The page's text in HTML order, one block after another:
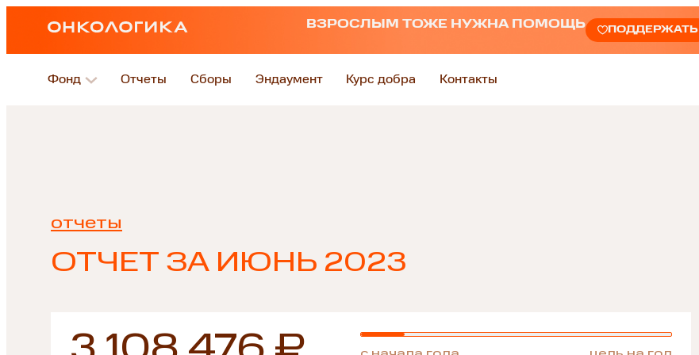
ВЗРОСЛЫМ ТОЖЕ НУЖНА ПОМОЩЬ ПОДДЕРЖАТЬ
Фонд Отчеты Сборы Эндаумент Курс добра Контакты
отчеты
ОТЧЕТ ЗА ИЮНЬ 2023